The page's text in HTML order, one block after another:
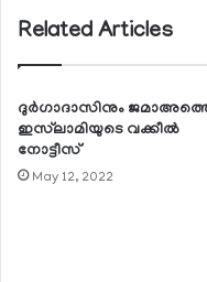
Related Articles
ദുര്‍ഗാദാസിനും
ഇസ്‌ലാമിയുടെ വക്കീല്‍
നോട്ടീസ്
May 12, 2022